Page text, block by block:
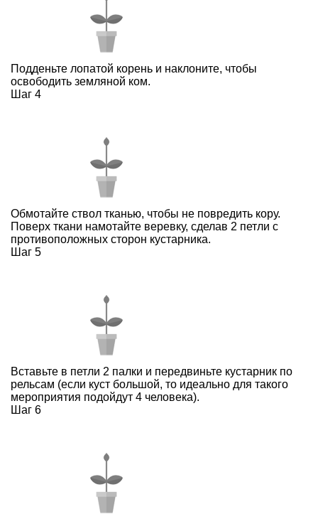
Подденьте лопатой корень и наклоните, чтобы
освободить земляной ком.
Шаг 4
Обмотайте ствол тканью, чтобы не повредить кору.
Поверх ткани намотайте веревку, сделав 2 петли с
противоположных сторон кустарника.
Шаг 5
Вставьте в петли 2 палки и передвиньте кустарник по
рельсам (если куст большой, то идеально для такого
мероприятия подойдут 4 человека).
Шаг 6